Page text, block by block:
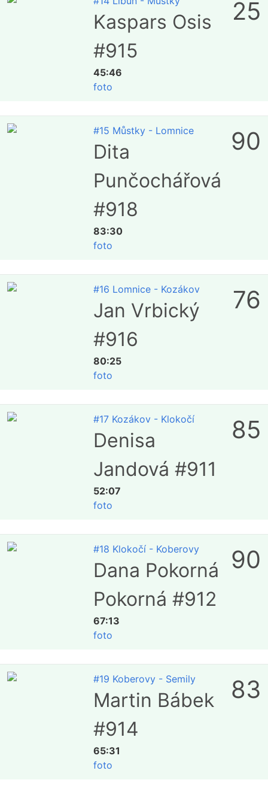
Kaspars Osis
#915
45:46
foto
25
#15 Můstky - Lomnice
Dita
Punčochářová
#918
83:30
foto
90
#16 Lomnice - Kozákov
Jan Vrbický
#916
80:25
foto
76
#17 Kozákov - Klokočí
Denisa
Jandová #911
52:07
foto
85
#18 Klokočí - Koberovy
Dana Pokorná
Pokorná #912
67:13
foto
90
#19 Koberovy - Semily
Martin Bábek
#914
65:31
foto
83